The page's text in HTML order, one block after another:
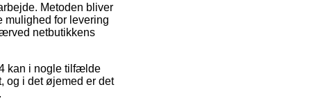
Metoden bliver
for levering
netbutikkens
kan i nogle tilfælde
i det øjemed er det